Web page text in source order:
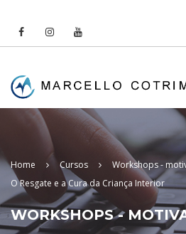
Home Cursos
Workshops -
O Resgate e a Cura da Criança Interior
WORKSHOPS -